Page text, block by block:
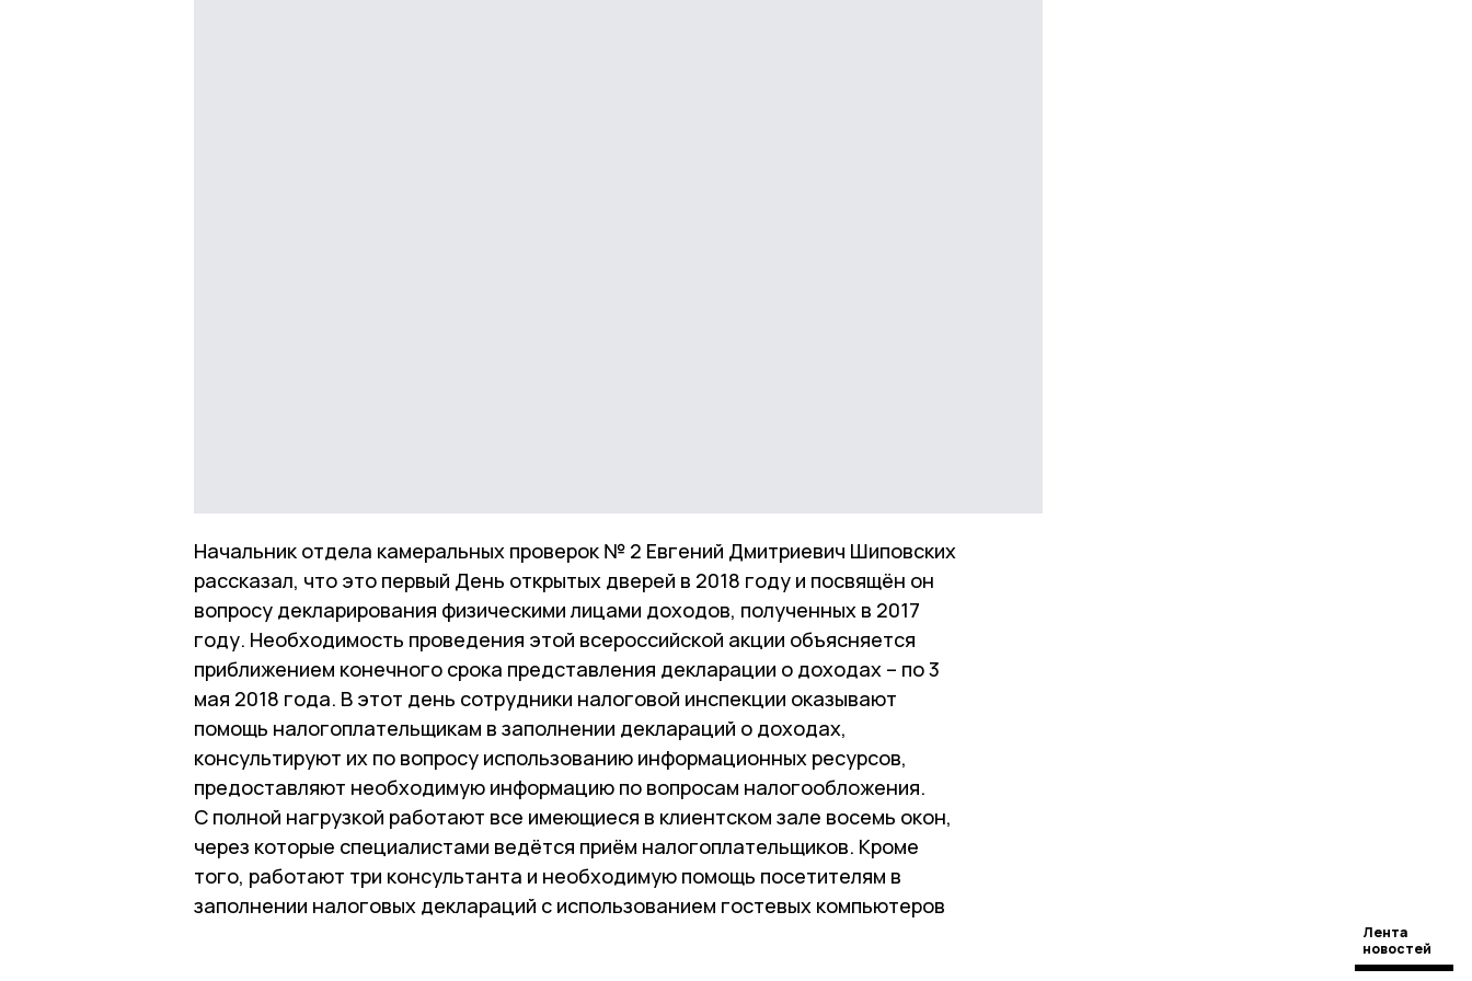
Лента
новостей
Начальник отдела камеральных проверок № 2 Евгений Дмитриевич Шиповских
рассказал, что это первый День открытых дверей в 2018 году и посвящён он
вопросу декларирования физическими лицами доходов, полученных в 2017
году. Необходимость проведения этой всероссийской акции объясняется
приближением конечного срока представления декларации о доходах – по 3
мая 2018 года. В этот день сотрудники налоговой инспекции оказывают
помощь налогоплательщикам в заполнении деклараций о доходах,
консультируют их по вопросу использованию информационных ресурсов,
предоставляют необходимую информацию по вопросам налогообложения.
С полной нагрузкой работают все имеющиеся в клиентском зале восемь окон,
через которые специалистами ведётся приём налогоплательщиков. Кроме
того, работают три консультанта и необходимую помощь посетителям в
заполнении налоговых деклараций с использованием гостевых компьютеров